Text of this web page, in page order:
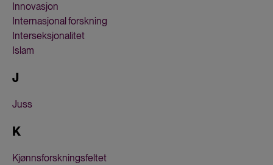
Innovasjon
Internasjonal forskning
Interseksjonalitet
Islam
J
Juss
K
Kjønnsforskningsfeltet